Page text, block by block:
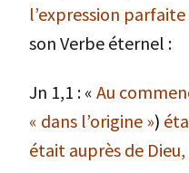
l’expression
son Verbe éternel :
Jn 1,1 : « Au
« dans l’origine »)
était auprès de